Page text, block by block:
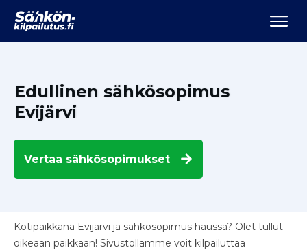
Edullinen sähkösopimus
Evijärvi
Vertaa sähkösopimukset
Kotipaikkana Evijärvi ja sähkösopimus haussa? Olet tullut
oikeaan paikkaan! Sivustollamme voit kilpailuttaa